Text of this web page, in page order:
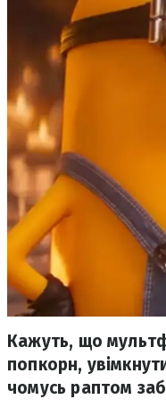
Кажуть, що
попкорн,
чомусь раптом